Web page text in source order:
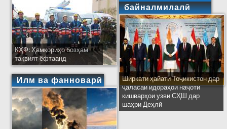
КҲФ: Ҳамкориҳо бозҳам
тақвият ёфтаанд
Илм ва фанноварӣ
байналмилалӣ
Ширкати ҳайати Тоҷикистон дар
ҷаласаи идораҳои наҷоти
кишварҳои узви СҲШ дар
шаҳри Деҳлӣ